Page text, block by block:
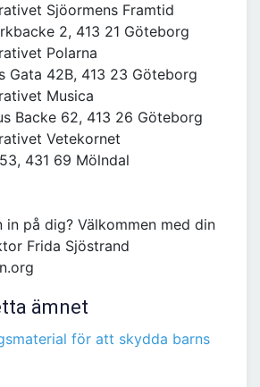
Sjöormens Framtid
2, 413 21 Göteborg
Polarna
Gata 42B, 413 23 Göteborg
Musica
Backe 62, 413 26 Göteborg
Vetekornet
431 69 Mölndal
in på dig? Välkommen med din
Frida Sjöstrand
ämnet
för att skydda barns